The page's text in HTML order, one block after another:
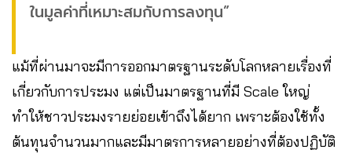
ในมูลค่าที่เหมาะสมกับการลงทุน”
แม้ที่ผ่านมาจะมีการออกมาตรฐานระดับโลกหลายเรื่องที่
เกี่ยวกับการประมง แต่เป็นมาตรฐานที่มี Scale ใหญ่
ทำให้ชาวประมงรายย่อยเข้าถึงได้ยาก เพราะต้องใช้ทั้ง
ต้นทุนจำนวนมากและมีมาตรการหลายอย่างที่ต้องปฏิบัติ